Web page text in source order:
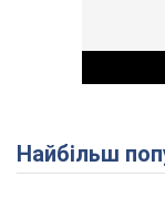
Найбільш